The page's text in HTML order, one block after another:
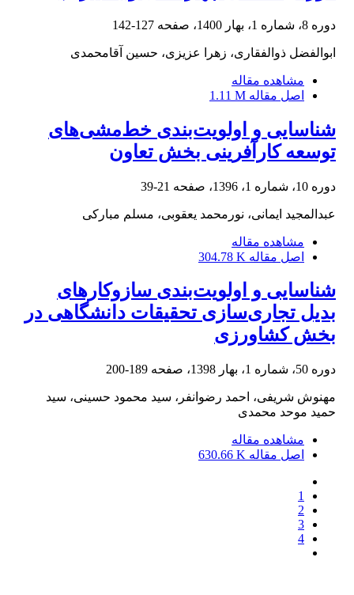
دوره 8، شماره 1، بهار 1400، صفحه 127-142
ابوالفضل ذوالفقاری، زهرا عزیزی، حسین آقامحمدی
مشاهده مقاله
اصل مقاله 1.11 M
شناسایی و اولویت‌بندی خط‌مشی‌های
توسعه کارآفرینی بخش تعاون
دوره 10، شماره 1، 1396، صفحه 21-39
عبدالمجید ایمانی، نورمحمد یعقوبی، مسلم مبارکی
مشاهده مقاله
اصل مقاله 304.78 K
شناسایی و اولویت‌بندی سازوکارهای
بدیل تجاری‌سازی تحقیقات دانشگاهی در
بخش کشاورزی
دوره 50، شماره 1، بهار 1398، صفحه 189-200
مهنوش شریفی، احمد رضوانفر، سید محمود حسینی، سید
حمید موحد محمدی
مشاهده مقاله
اصل مقاله 630.66 K
1
2
3
4